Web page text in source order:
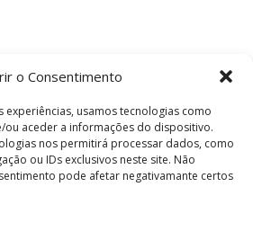
o Consentimento
experiências, usamos tecnologias como
ou aceder a informações do dispositivo.
nos permitirá processar dados, como
ou IDs exclusivos neste site. Não
pode afetar negativamante certos